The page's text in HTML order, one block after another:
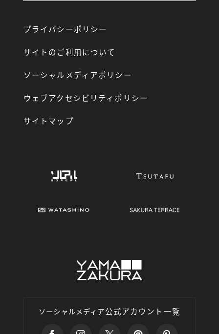
プライバシーポリシー
サイトのご利用について
ソーシャルメディアポリシー
ウェブアクセシビリティポリシー
サイトマップ
ソーシャルメディア公式アカウント一覧